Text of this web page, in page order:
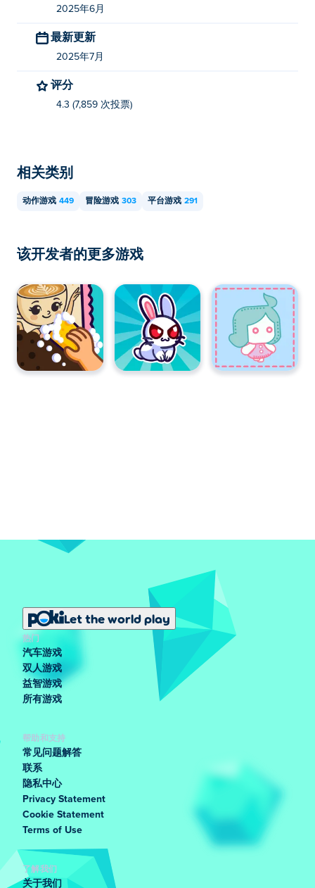
Quest for Gold! 吗？
设备（如手机和平板电脑）上玩。
2025年6月
最新更新
2025年7月
评分
4.3 (7,859 次投票)
相关类别
动作游戏 449 冒险游戏 303 平台游戏 291
该开发者的更多游戏
Let the world play
热门
汽车游戏
双人游戏
益智游戏
所有游戏
帮助和支持
常见问题解答
联系
隐私中心
Privacy Statement
Cookie Statement
Terms of Use
了解我们
关于我们